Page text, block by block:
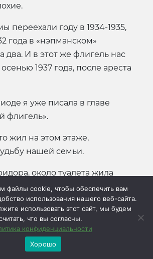
переехали году в 1934-1935,
года в «нэпманском»
два. И в этот же флигель нас
1937 года, после ареста
я уже писала в главе
флигель».
жил на этом этаже,
нашей семьи.
около туалета жила
Касперовича, который был
браком (кажется,
– тогда это было принято) на
Коноваловой. У них
– Герта и Таня, еще
по-моему, уже
файлы cookie, чтобы обеспечить вам
использования нашего веб-сайта.
использовать этот сайт, мы будем
что вы согласны.
конфиденциальности
Хорошо